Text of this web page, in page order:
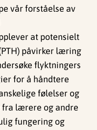
vår forståelse av
at potensielt
påvirker læring
flyktningers
for å håndtere
følelser og
fra lærere og andre
fungering og